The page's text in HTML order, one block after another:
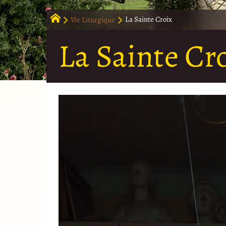
Vie Liturgique La Sainte Croix
La Sainte